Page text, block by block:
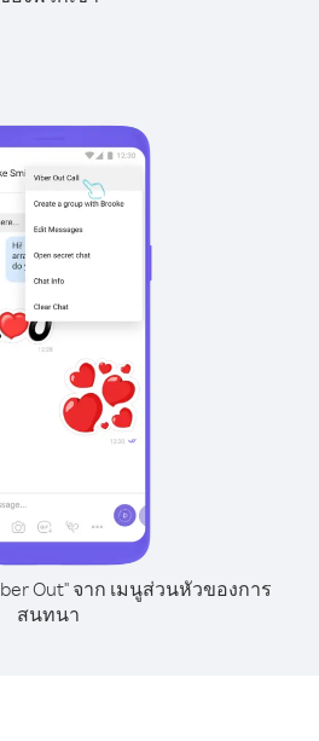
Out" จาก เมนูส่วนหัวของการ
สนทนา